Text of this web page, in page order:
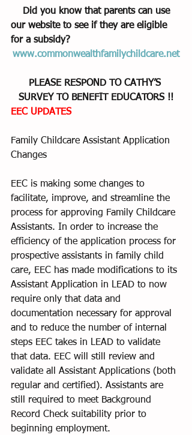
our website to see if they are eligible
for a subsidy?
www.commonwealthfamilychildcare.net
PLEASE RESPOND TO CATHY’S
SURVEY TO BENEFIT EDUCATORS !!
EEC UPDATES
Family Childcare Assistant Application
Changes
EEC is making some changes to
facilitate, improve, and streamline the
process for approving Family Childcare
Assistants. In order to increase the
efficiency of the application process for
prospective assistants in family child
care, EEC has made modifications to its
Assistant Application in LEAD to now
require only that data and
documentation necessary for approval
and to reduce the number of internal
steps EEC takes in LEAD to validate
that data. EEC will still review and
validate all Assistant Applications (both
regular and certified). Assistants are
still required to meet Background
Record Check suitability prior to
beginning employment.